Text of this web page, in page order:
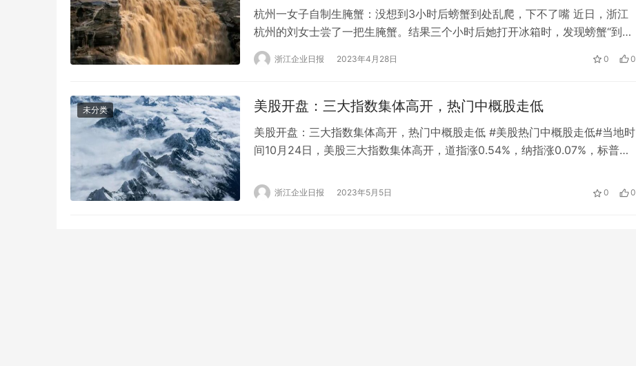
杭州一女子自制生腌蟹：没想到3小时后螃蟹到处乱爬，下不了嘴 近日，浙江
杭州的刘女士尝了一把生腌蟹。结果三个小时后她打开冰箱时，发现螃蟹“到
处”了，到处爬。刘女士说，她以前从来没有吃过生腌菜。听同事说生腌大闸蟹
好吃后，她试着把螃蟹清洗干净，用白酒腌制。 刘女士看到螃蟹并没有被腌
层，盖上，继续腌…
浙江企业日报 2023年4月28日 0 0
未分类 美股开盘：三大指数集体高开，热门中概股走低
美股开盘：三大指数集体高开，热门中概股走低 #美股热门中概股走低#当地时
间10月24日，美股三大指数集体高开，道指涨0.54%，纳指涨0.07%，标普
安全性和耐药目标。 人气中概数集体下跌，拼多多下跌超过18%，京东下跌
浙江企业日报 2023年5月5日 0 0